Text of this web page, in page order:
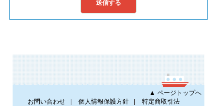
▲ ページトップへ
お問い合わせ
個人情報保護方針 特定商取引法